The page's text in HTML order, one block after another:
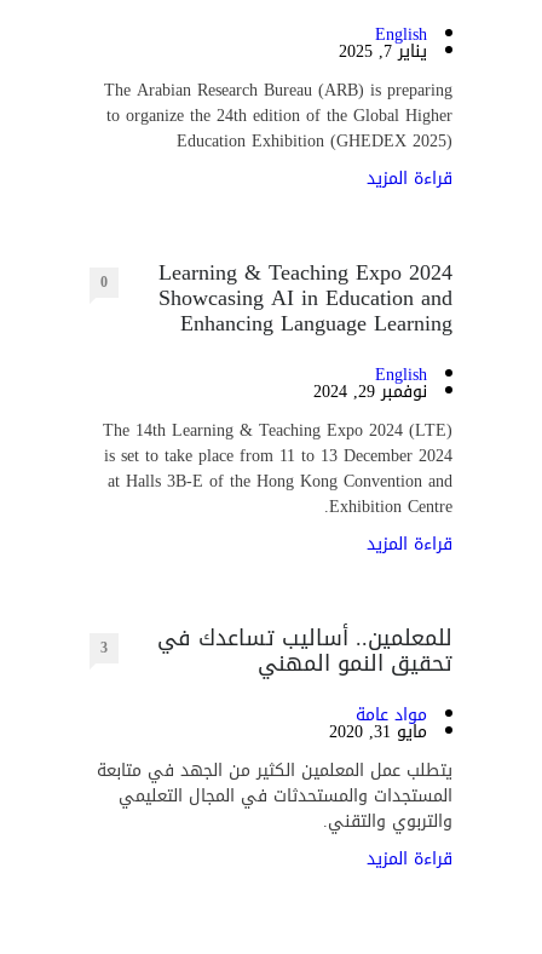
English
يناير 7, 2025
The Arabian Research Bureau (ARB) is preparing
to organize the 24th edition of the Global Higher
Education Exhibition (GHEDEX 2025)
قراءة المزيد
Learning & Teaching Expo 2024
Showcasing AI in Education and
Enhancing Language Learning
0
English
نوفمبر 29, 2024
The 14th Learning & Teaching Expo 2024 (LTE)
is set to take place from 11 to 13 December 2024
at Halls 3B-E of the Hong Kong Convention and
Exhibition Centre.
قراءة المزيد
للمعلمين.. أساليب تساعدك في
تحقيق النمو المهني 3
مواد عامة
مايو 31, 2020
يتطلب عمل المعلمين الكثير من الجهد في متابعة
المستجدات والمستحدثات في المجال التعليمي
والتربوي والتقني.
قراءة المزيد